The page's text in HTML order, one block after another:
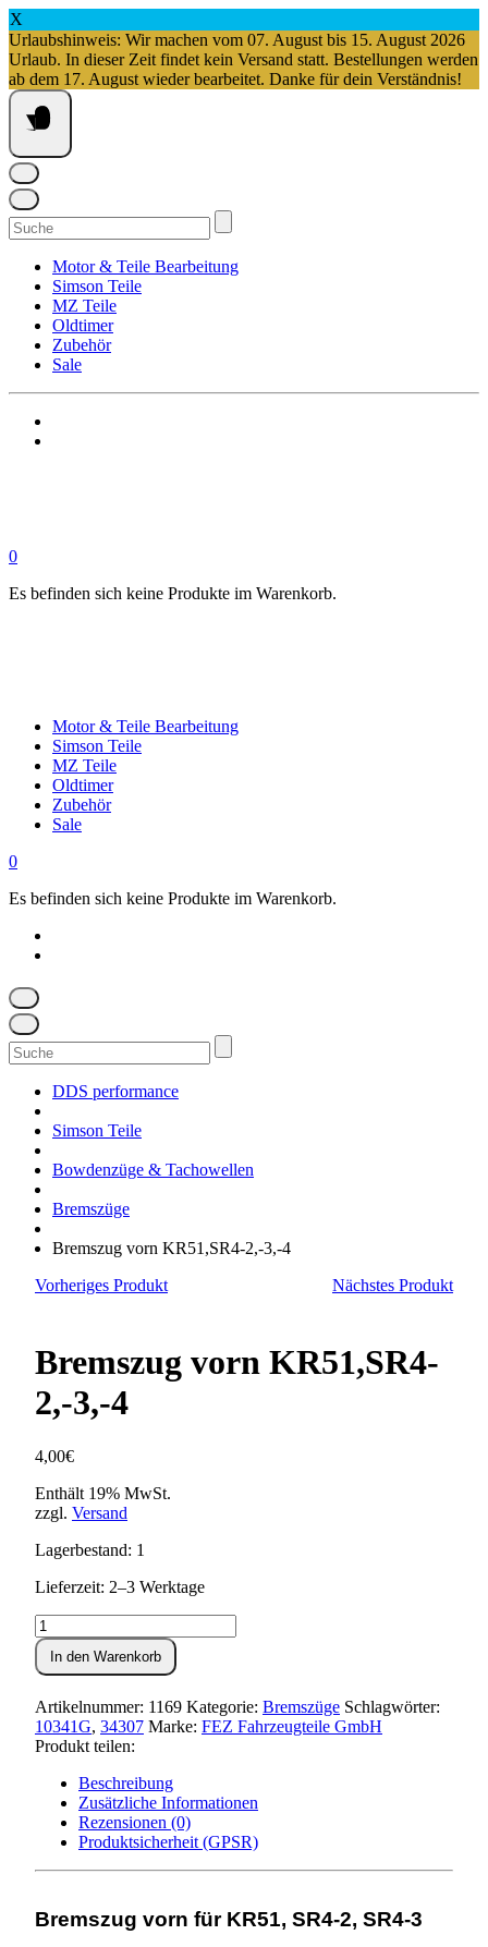
X
Urlaubshinweis: Wir machen vom 07. August bis 15. August 2026
Urlaub. In dieser Zeit findet kein Versand statt. Bestellungen werden
ab dem 17. August wieder bearbeitet. Danke für dein Verständnis!
Springe
zum
Inhalt
Suchen
nach:
Motor & Teile Bearbeitung
Simson Teile
MZ Teile
Oldtimer
Zubehör
Sale
0
Es befinden sich keine Produkte im Warenkorb.
Motor & Teile Bearbeitung
Simson Teile
MZ Teile
Oldtimer
Zubehör
Sale
0
Es befinden sich keine Produkte im Warenkorb.
Suchen
nach:
DDS performance
Simson Teile
Bowdenzüge & Tachowellen
Bremszüge
Bremszug vorn KR51,SR4-2,-3,-4
Vorheriges Produkt
Nächstes Produkt
Bremszug vorn KR51,SR4-
2,-3,-4
4,00€
Enthält 19% MwSt.
zzgl. Versand
Lagerbestand: 1
Lieferzeit: 2–3 Werktage
Bremszug
vorn
KR51,SR4-
2,-3,-4
Menge
In den Warenkorb
Artikelnummer: 1169 Kategorie: Bremszüge Schlagwörter:
10341G, 34307 Marke: FEZ Fahrzeugteile GmbH
Produkt teilen:
Beschreibung
Zusätzliche Informationen
Rezensionen (0)
Produktsicherheit (GPSR)
Bremszug vorn für KR51, SR4-2, SR4-3